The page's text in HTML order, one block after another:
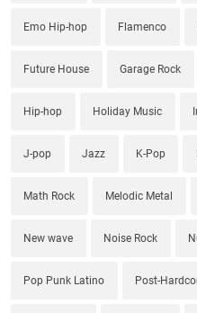
Emo Hip-hop Flamenco
Future House Garage Rock
Hip-hop Holiday Music
J-pop Jazz K-Pop
Math Rock Melodic Metal
New wave Noise Rock
Pop Punk Latino Post-